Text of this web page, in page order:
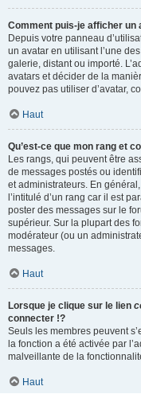
Comment puis-je afficher un
Depuis votre panneau
un avatar en utilisant l’une
galerie, distant ou importé.
avatars et décider de la
pouvez pas utiliser d’avatar,
Haut
Qu’est-ce que mon rang et
Les rangs, qui peuvent être
de messages postés ou
et administrateurs. En
l’intitulé d’un rang car il est
poster des messages sur le
supérieur. Sur la plupart des
modérateur (ou un
messages.
Haut
Lorsque je clique sur le lien
connecter !?
Seuls les membres peuvent
la fonction a été activée par
malveillante de la
Haut